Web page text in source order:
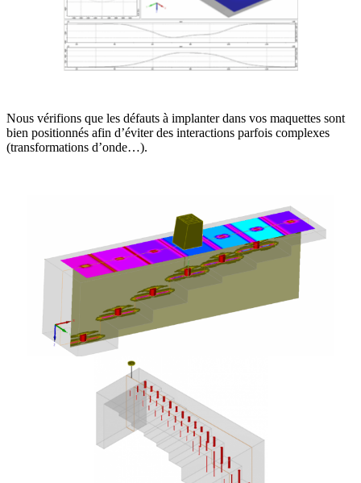
Nous vérifions que les défauts à implanter dans vos maquettes sont
bien positionnés afin d’éviter des interactions parfois complexes
(transformations d’onde…).